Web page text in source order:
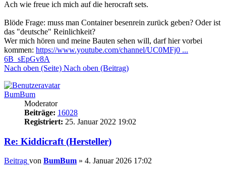
Ach wie freue ich mich auf die herocraft sets.
Blöde Frage: muss man Container besenrein zurück geben? Oder ist
das "deutsche" Reinlichkeit?
Wer mich hören und meine Bauten sehen will, darf hier vorbei
kommen: https://www.youtube.com/channel/UC0MFj0 ...
6B_sEpGv8A
Nach oben (Seite) Nach oben (Beitrag)
BumBum
Moderator
Beiträge: 16028
Registriert: 25. Januar 2022 19:02
Re: Kiddicraft (Hersteller)
Beitrag von BumBum » 4. Januar 2026 17:02